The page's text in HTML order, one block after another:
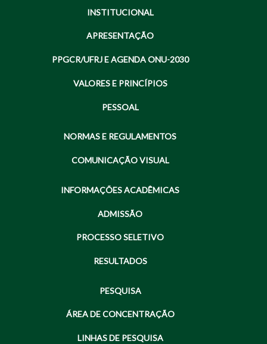
INSTITUCIONAL
APRESENTAÇÃO
PPGCR/UFRJ E AGENDA ONU-2030
VALORES E PRINCÍPIOS
PESSOAL
NORMAS E REGULAMENTOS
COMUNICAÇÃO VISUAL
INFORMAÇÕES ACADÊMICAS
ADMISSÃO
PROCESSO SELETIVO
RESULTADOS
PESQUISA
ÁREA DE CONCENTRAÇÃO
LINHAS DE PESQUISA